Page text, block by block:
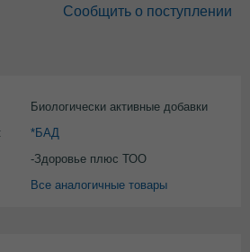
Сообщить о поступлении
Биологически активные добавки
*БАД
-Здоровье плюс ТОО
Все аналогичные товары